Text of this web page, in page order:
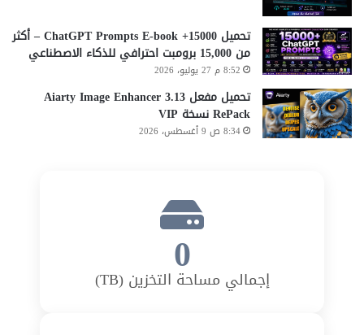
تحميل 15000+ ChatGPT Prompts E-book – أكثر
من 15,000 برومبت احترافي للذكاء الاصطناعي
8:52 م 27 يوليو، 2026
تحميل مفعل Aiarty Image Enhancer 3.13
RePack نسخة VIP
8:34 ص 9 أغسطس، 2026
0
إجمالي مساحة التخزين (TB)